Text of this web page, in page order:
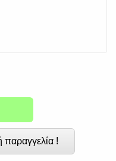
παραγγελία !